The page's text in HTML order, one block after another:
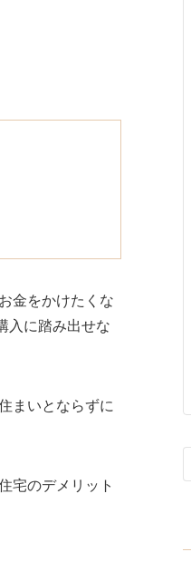
金をかけたくな
入に踏み出せな
まいとならずに
宅のデメリット